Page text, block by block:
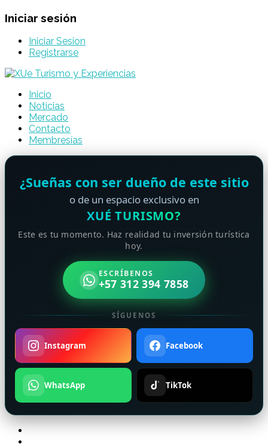
Iniciar sesión
Iniciar Sesion
Registrarse
Inicio
Noticias
Mercado
Contacto
Membresías
¿Sueñas con ser dueño de este sitio
o de un espacio exclusivo en
XUÉ TURISMO?
Este es tu momento. Haz realidad tu inversión turística
hoy.
ESCRÍBENOS
+57 312 394 7858
SÍGUENOS
Instagram Facebook
WhatsApp TikTok